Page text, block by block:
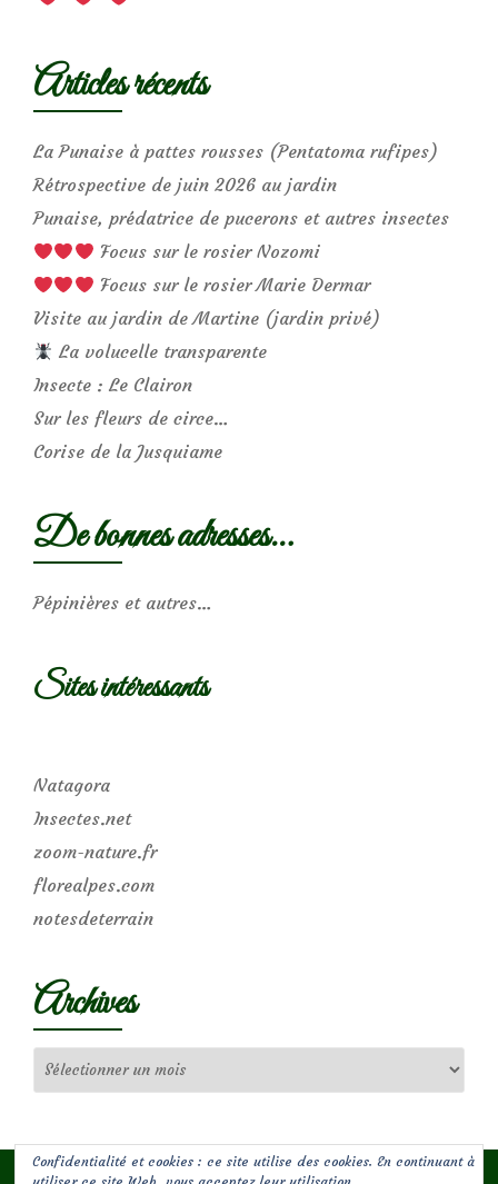
Articles récents
La Punaise à pattes rousses (Pentatoma rufipes)
Rétrospective de juin 2026 au jardin
Punaise, prédatrice de pucerons et autres insectes
Focus sur le rosier Nozomi
Focus sur le rosier Marie Dermar
Visite au jardin de Martine (jardin privé)
La volucelle transparente
Insecte : Le Clairon
Sur les fleurs de circe…
Corise de la Jusquiame
De bonnes adresses…
Pépinières et autres…
Sites intéressants
Natagora
Insectes.net
zoom-nature.fr
florealpes.com
notesdeterrain
Archives
Confidentialité et cookies : ce site utilise des cookies. En continuant à